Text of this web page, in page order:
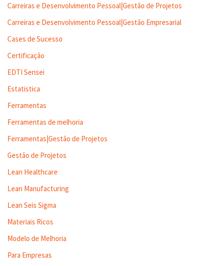
Carreiras e Desenvolvimento Pessoal|Gestão de Projetos
Carreiras e Desenvolvimento Pessoal|Gestão Empresarial
Cases de Sucesso
Certificação
EDTI Sensei
Estatistica
Ferramentas
Ferramentas de melhoria
Ferramentas|Gestão de Projetos
Gestão de Projetos
Lean Healthcare
Lean Manufacturing
Lean Seis Sigma
Materiais Ricos
Modelo de Melhoria
Para Empresas